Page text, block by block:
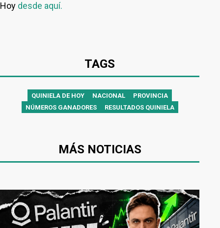
Hoy desde aquí.
TAGS
QUINIELA DE HOY NACIONAL
PROVINCIA
NÚMEROS GANADORES
RESULTADOS QUINIELA
MÁS NOTICIAS